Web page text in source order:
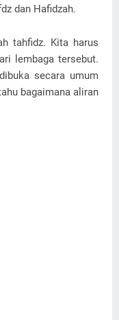
dan Hafidzah.
tahfidz. Kita harus
lembaga tersebut.
secara umum
bagaimana aliran